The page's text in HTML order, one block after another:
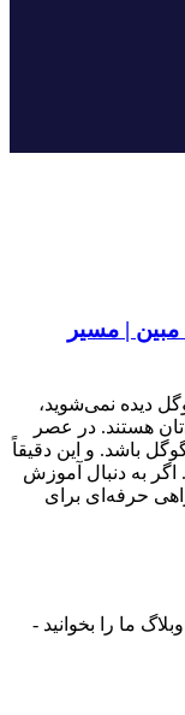
| مسیر
دیده نمی‌شوید،
هستند. در عصر
باشد. و این دقیقاً
به دنبال آموزش
حرفه‌ای برای
ما را بخوانید -